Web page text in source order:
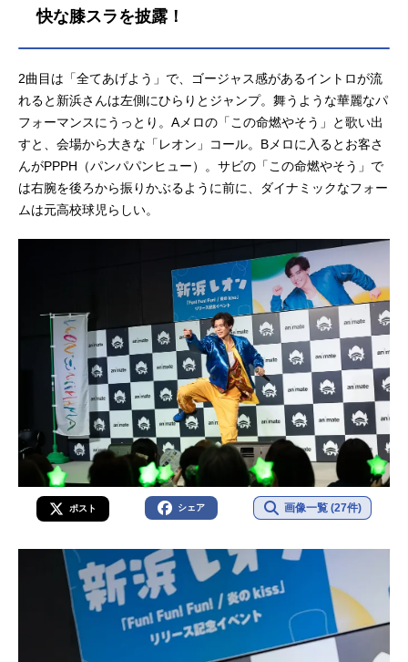
快な膝スラを披露！
2曲目は「全てあげよう」で、ゴージャス感があるイントロが流
れると新浜さんは左側にひらりとジャンプ。舞うような華麗なパ
フォーマンスにうっとり。Aメロの「この命燃やそう」と歌い出
すと、会場から大きな「レオン」コール。Bメロに入るとお客さ
んがPPPH（パンパパンヒュー）。サビの「この命燃やそう」で
は右腕を後ろから振りかぶるように前に、ダイナミックなフォー
ムは元高校球児らしい。
ポスト シェア 画像一覧 (27件)